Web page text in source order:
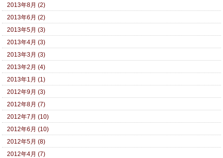
2013年8月 (2)
2013年6月 (2)
2013年5月 (3)
2013年4月 (3)
2013年3月 (3)
2013年2月 (4)
2013年1月 (1)
2012年9月 (3)
2012年8月 (7)
2012年7月 (10)
2012年6月 (10)
2012年5月 (8)
2012年4月 (7)